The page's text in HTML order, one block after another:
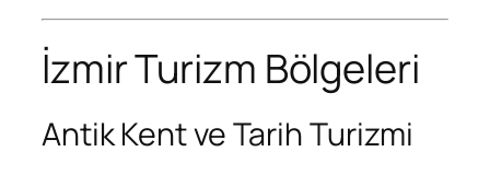
İzmir Turizm Bölgeleri
Antik Kent ve Tarih Turizmi